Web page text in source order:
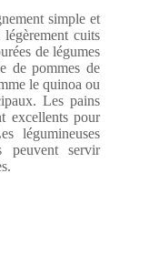
simple et
cuits
de légumes
de pommes de
le quinoa ou
Les pains
excellents pour
légumineuses
peuvent servir